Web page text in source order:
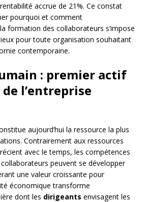
accrue de 21%. Ce constat
pourquoi et comment
formation des collaborateurs s’impose
pour toute organisation souhaitant
contemporaine.
: premier actif
l’entreprise
aujourd’hui la ressource la plus
Contrairement aux ressources
avec le temps, les compétences
peuvent se développer
une valeur croissante pour
économique transforme
dont les dirigeants envisagent les